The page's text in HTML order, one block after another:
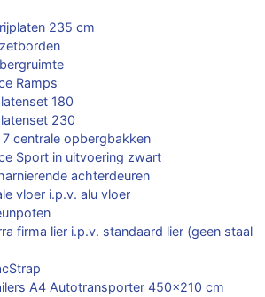
235 cm
Ramps
180
230
7 centrale opbergbakken
Sport in uitvoering zwart
achterdeuren
vloer i.p.v. alu vloer
firma lier i.p.v. standaard lier (geen staal
A4 Autotransporter 450×210 cm